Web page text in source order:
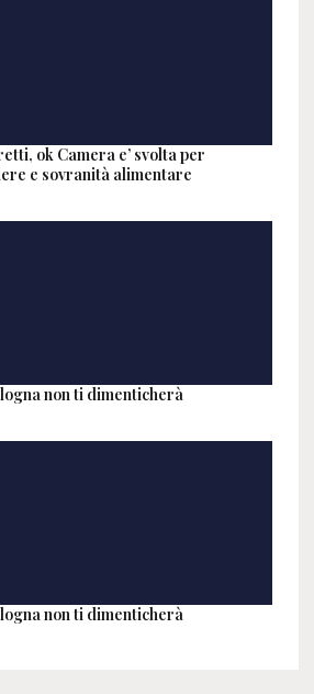
ok Camera e’ svolta per
e sovranità alimentare
non ti dimenticherà
non ti dimenticherà